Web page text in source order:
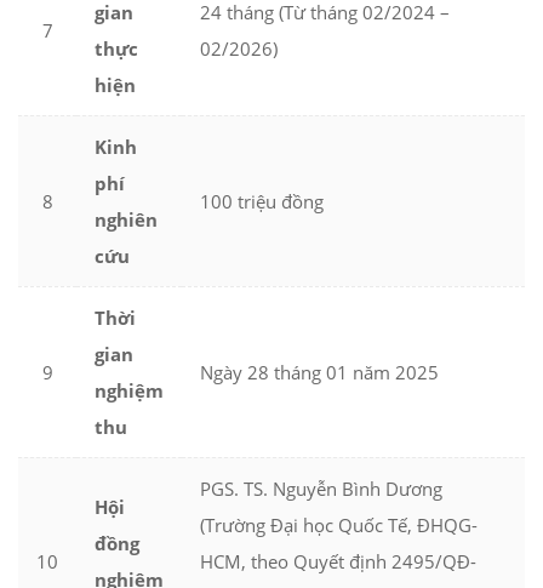
7
gian
thực
hiện
24 tháng (Từ tháng 02/2024 –
02/2026)
8
Kinh
phí
nghiên
cứu
100 triệu đồng
9
Thời
gian
nghiệm
thu
Ngày 28 tháng 01 năm 2025
10
Hội
đồng
nghiệm
PGS. TS. Nguyễn Bình Dương
(Trường Đại học Quốc Tế, ĐHQG-
HCM, theo Quyết định 2495/QĐ-